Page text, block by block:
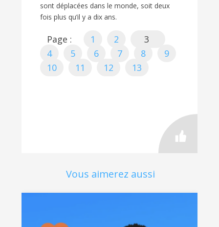
sont déplacées dans le monde, soit deux
fois plus qu’il y a dix ans.
Page : 1 2
3
4
5 6 7 8
9
10
11 12 13
Vous aimerez aussi